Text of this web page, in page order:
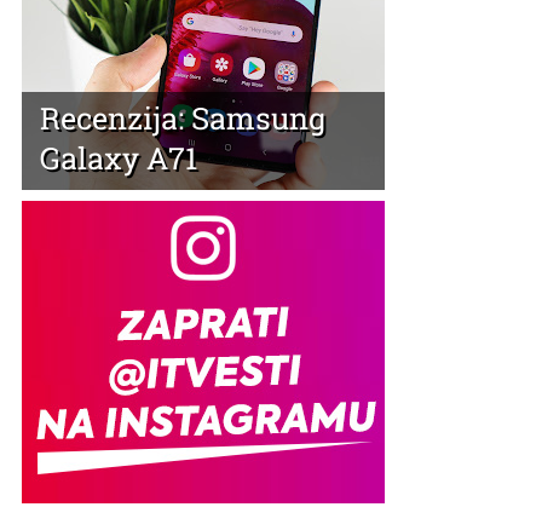
Recenzija: Samsung
Galaxy A71